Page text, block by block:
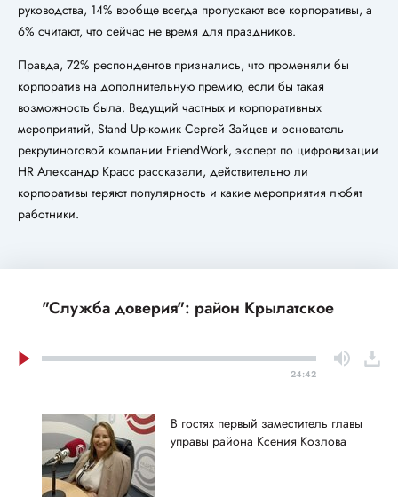
руководства, 14% вообще всегда пропускают все корпоративы, а
6% считают, что сейчас не время для праздников.
Правда, 72% респондентов признались, что променяли бы
корпоратив на дополнительную премию, если бы такая
возможность была. Ведущий частных и корпоративных
мероприятий, Stand Up-комик Сергей Зайцев и основатель
рекрутиноговой компании FriendWork, эксперт по цифровизации
HR Александр Красс рассказали, действительно ли
корпоративы теряют популярность и какие мероприятия любят
работники.
"Служба доверия": район Крылатское
24:42
В гостях первый заместитель главы
управы района Ксения Козлова